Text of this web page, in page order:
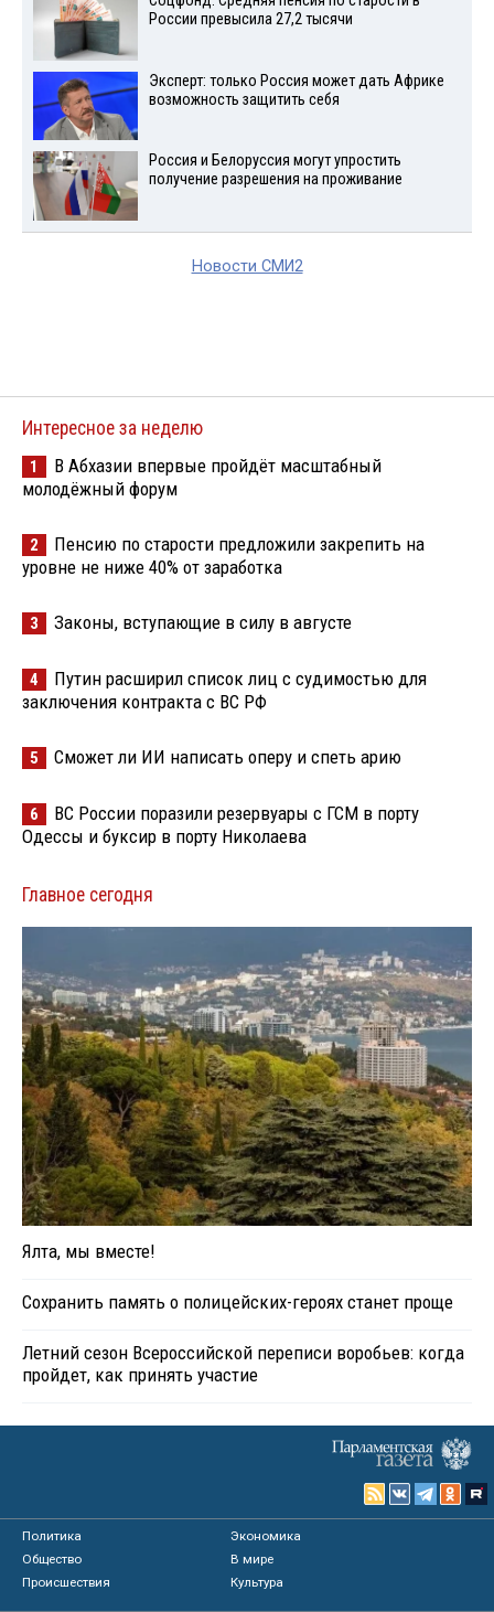
России превысила 27,2 тысячи
Эксперт: только Россия может дать Африке
возможность защитить себя
Россия и Белоруссия могут упростить
получение разрешения на проживание
Новости СМИ2
Интересное за неделю
1
В Абхазии впервые пройдёт масштабный
молодёжный форум
2
Пенсию по старости предложили закрепить на
уровне не ниже 40% от заработка
3 Законы, вступающие в силу в августе
4
Путин расширил список лиц с судимостью для
заключения контракта с ВС РФ
5 Сможет ли ИИ написать оперу и спеть арию
6
ВС России поразили резервуары с ГСМ в порту
Одессы и буксир в порту Николаева
Главное сегодня
Ялта, мы вместе!
Сохранить память о полицейских-героях станет проще
Летний сезон Всероссийской переписи воробьев: когда
пройдет, как принять участие
Политика
Экономика
Общество
В мире
Происшествия
Культура